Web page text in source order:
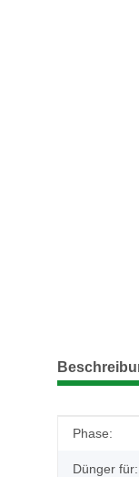
weitere
Wert
Phase:
Dünger für: